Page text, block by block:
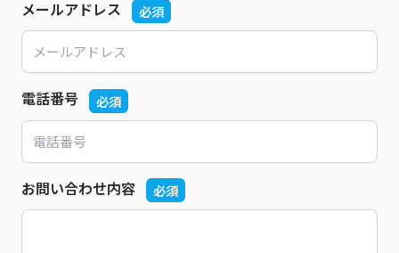
メールアドレス 必須
電話番号 必須
お問い合わせ内容 必須